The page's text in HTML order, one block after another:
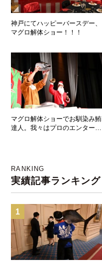
神戸にてハッピーバースデー、
マグロ解体ショー！！！
マグロ解体ショーでお馴染み鮪
達人。我々はプロのエンターテ
RANKING
実績記事ランキング
1